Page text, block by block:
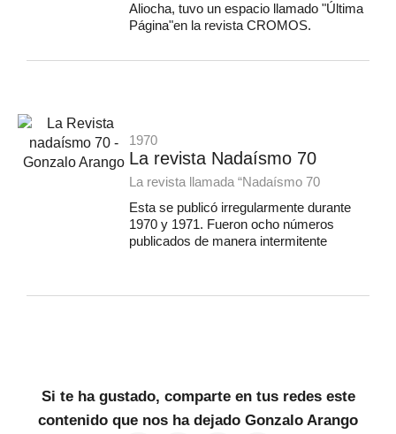
Aliocha, tuvo un espacio llamado "Última
Página"en la revista CROMOS.
1970
La revista Nadaísmo 70
La revista llamada “Nadaísmo 70
Esta se publicó irregularmente durante
1970 y 1971. Fueron ocho números
publicados de manera intermitente
Si te ha gustado, comparte en tus redes este
contenido que nos ha dejado Gonzalo Arango